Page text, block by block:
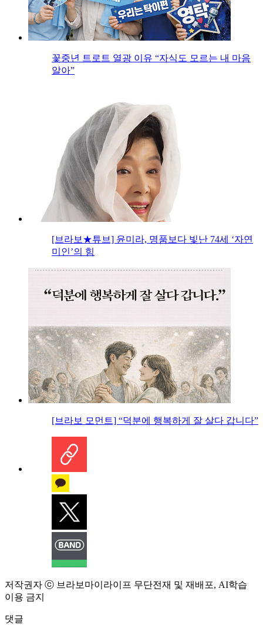
꽃중년 트로트 열광 이유 “자식도 모르는 내 마음
알아”
[브라보★튜브] 윤미라, 명품보다 빛난 74세 ‘자연
미인’의 힘
[브라보 모먼트] “덕분에 행복하게 잘 살다 갑니다”
저작권자 ⓒ 브라보마이라이프 무단전재 및 재배포, AI학습
이용 금지
댓글